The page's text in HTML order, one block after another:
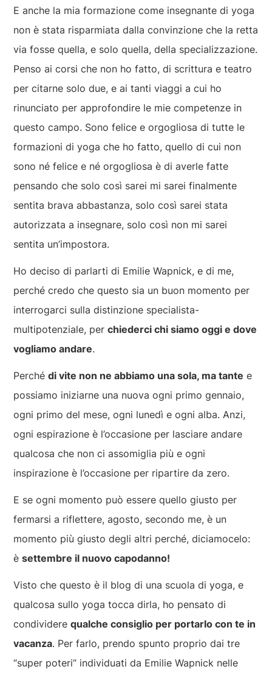
E anche la mia formazione come insegnante di yoga
non è stata risparmiata dalla convinzione che la retta
via fosse quella, e solo quella, della specializzazione.
Penso ai corsi che non ho fatto, di scrittura e teatro
per citarne solo due, e ai tanti viaggi a cui ho
rinunciato per approfondire le mie competenze in
questo campo. Sono felice e orgogliosa di tutte le
formazioni di yoga che ho fatto, quello di cui non
sono né felice e né orgogliosa è di averle fatte
pensando che solo così sarei mi sarei finalmente
sentita brava abbastanza, solo così sarei stata
autorizzata a insegnare, solo così non mi sarei
sentita un’impostora.
Ho deciso di parlarti di Emilie Wapnick, e di me,
perché credo che questo sia un buon momento per
interrogarci sulla distinzione specialista-
multipotenziale, perchiederci chi siamo oggi e dove
vogliamo andare.
Perchédi vite non ne abbiamo una sola, ma tante e
possiamo iniziarne una nuova ogni primo gennaio,
ogni primo del mese, ogni lunedì e ogni alba. Anzi,
ogni espirazione è l’occasione per lasciare andare
qualcosa che non ci assomiglia più e ogni
inspirazione è l’occasione per ripartire da zero.
E se ogni momento può essere quello giusto per
fermarsi a riflettere, agosto, secondo me, è un
momento più giusto degli altri perché, diciamocelo:
èsettembre il nuovo capodanno!
Visto che questo è il blog di una scuola di yoga, e
qualcosa sullo yoga tocca dirla, ho pensato di
condividerequalche consiglio per portarlo con te in
vacanza. Per farlo, prendo spunto proprio dai tre
“super poteri” individuati da Emilie Wapnick nelle